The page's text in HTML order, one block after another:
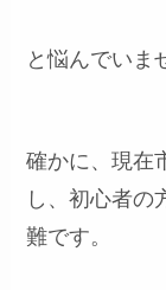
と悩んでいま
確かに、現在
し、初心者の
難です。